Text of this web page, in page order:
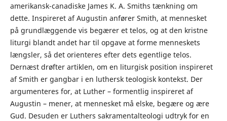
amerikansk-canadiske James K. A. Smiths tænkning om
dette. Inspireret af Augustin anfører Smith, at mennesket
på grundlæggende vis begærer et telos, og at den kristne
liturgi blandt andet har til opgave at forme menneskets
længsler, så det orienteres efter dets egentlige telos.
Dernæst drøfter artiklen, om en liturgisk position inspireret
af Smith er gangbar i en luthersk teologisk kontekst. Der
argumenteres for, at Luther – formentlig inspireret af
Augustin – mener, at mennesket må elske, begære og ære
Gud. Desuden er Luthers sakramentalteologi udtryk for en